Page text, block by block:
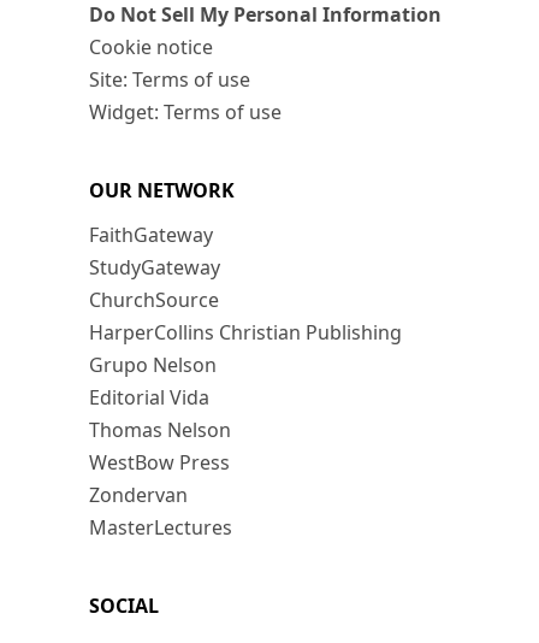
Do Not Sell My Personal Information
Cookie notice
Site: Terms of use
Widget: Terms of use
OUR NETWORK
FaithGateway
StudyGateway
ChurchSource
HarperCollins Christian Publishing
Grupo Nelson
Editorial Vida
Thomas Nelson
WestBow Press
Zondervan
MasterLectures
SOCIAL